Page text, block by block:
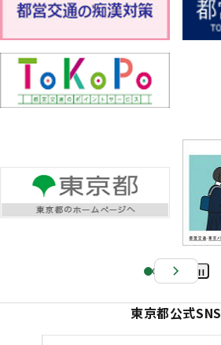
Pa
e
東京都公式SNS